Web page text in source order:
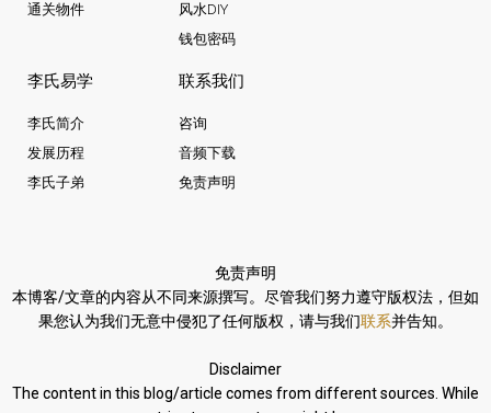
通关物件
风水DIY
钱包密码
李氏易学
李氏简介
发展历程
李氏子弟
联系我们
咨询
音频下载
免责声明
免责声明
本博客/文章的内容从不同来源撰写。 尽管我们努力遵守版权法， 但如
果您认为我们无意中侵犯了任何版权，请与我们联系并告知。
Disclaimer
The content in this blog/article comes from different sources. While